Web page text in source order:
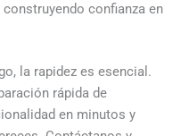
confianza en
la rapidez es esencial.
rápida de
en minutos y